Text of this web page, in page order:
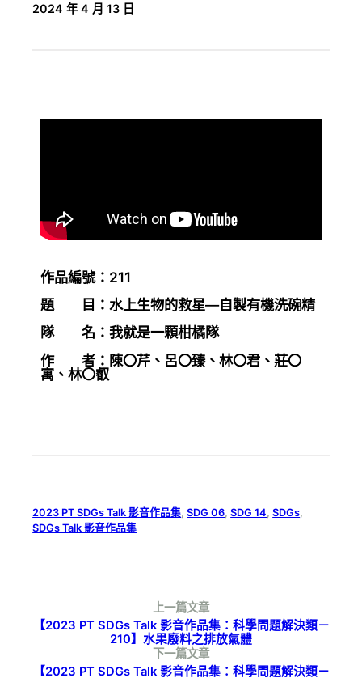
2024 年 4 月 13 日
作品編號：211
題 目：水上生物的救星—自製有機洗碗精
隊 名：我就是一顆柑橘隊
作 者：陳〇芹、呂〇臻、林〇君、莊〇
寓、林〇叡
2023 PT SDGs Talk 影音作品集 , SDG 06 , SDG 14 , SDGs
SDGs Talk 影音作品集
上一篇文章
【2023 PT SDGs Talk 影音作品集：科學問題解決類－
210】水果廢料之排放氣體
下一篇文章
【2023 PT SDGs Talk 影音作品集：科學問題解決類－